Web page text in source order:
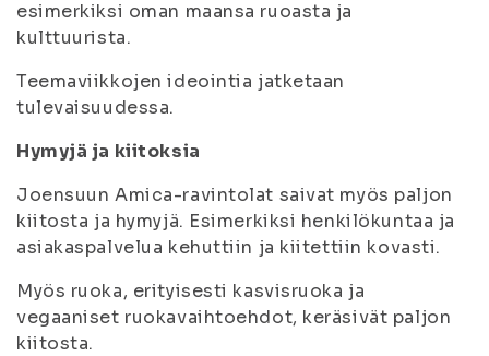
esimerkiksi oman maansa ruoasta ja
kulttuurista.
Teemaviikkojen ideointia jatketaan
tulevaisuudessa.
Hymyjä ja kiitoksia
Joensuun Amica-ravintolat saivat myös paljon
kiitosta ja hymyjä. Esimerkiksi henkilökuntaa ja
asiakaspalvelua kehuttiin ja kiitettiin kovasti.
Myös ruoka, erityisesti kasvisruoka ja
vegaaniset ruokavaihtoehdot, keräsivät paljon
kiitosta.